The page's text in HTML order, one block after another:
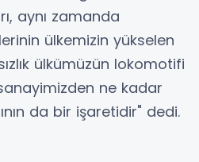
aynı zamanda
ülkemizin yükselen
ülkümüzün lokomotifi
ne kadar
da bir işaretidir" dedi.